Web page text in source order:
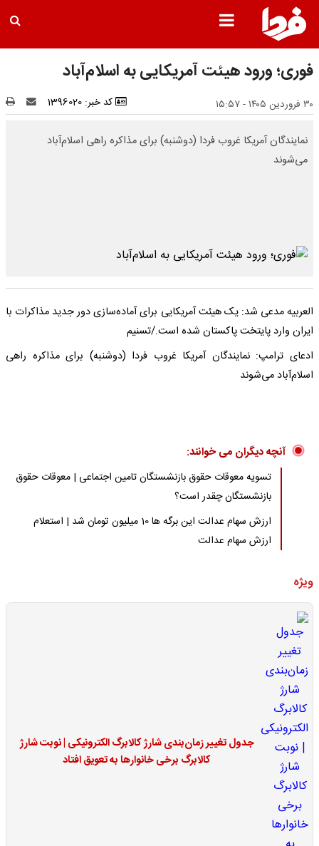
فوری؛ ورود هیئت آمریکایی به اسلام‌آباد
۳۰ فروردین ۱۴۰۵ - ۱۵:۵۷ کد خبر: 1396020
نمایندگان آمریکا غروب فردا (دوشنبه) برای مذاکره راهی اسلام‌آباد
می‌شوند
العربیه مدعی شد: یک هیئت آمریکایی برای آماده‌سازی دور جدید مذاکرات با
ایران وارد پایتخت پاکستان شده است./تسنیم
ادعای ترامپ: نمایندگان آمریکا غروب فردا (دوشنبه) برای مذاکره راهی
اسلام‌آباد می‌شوند
آنچه دیگران می خوانند:
تسویه معوقات حقوق بازنشستگان تامین اجتماعی | معوقات حقوق
بازنشستگان چقدر است؟
ارزش سهام عدالت این برگه ها 10 میلیون تومان شد | استعلام
ارزش سهام عدالت
ویژه
جدول تغییر زمان‌بندی شارژ کالابرگ الکترونیکی | نوبت شارژ
کالابرگ برخی خانوارها به تعویق افتاد